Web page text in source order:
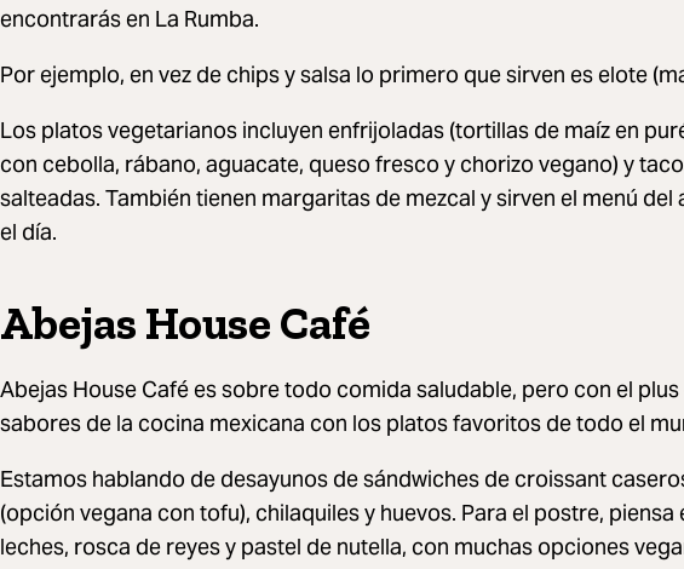
encontrarás en La Rumba.
Por ejemplo, en vez de chips y salsa lo primero que sirven es elote
Los platos vegetarianos incluyen enfrijoladas (tortillas de maíz en
con cebolla, rábano, aguacate, queso fresco y chorizo vegano) y
salteadas. También tienen margaritas de mezcal y sirven el menú
el día.
Abejas House Café
Abejas House Café es sobre todo comida saludable, pero con el
sabores de la cocina mexicana con los platos favoritos de todo el
Estamos hablando de desayunos de sándwiches de croissant
(opción vegana con tofu), chilaquiles y huevos. Para el postre,
leches, rosca de reyes y pastel de nutella, con muchas opciones